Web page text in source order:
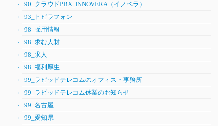
90_クラウドPBX_INNOVERA（イノベラ）
93_トビラフォン
98_採用情報
98_求む人財
98_求人
98_福利厚生
99_ラピッドテレコムのオフィス・事務所
99_ラピッドテレコム休業のお知らせ
99_名古屋
99_愛知県